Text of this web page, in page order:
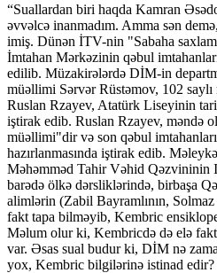
“Suallardan biri haqda Kamran
əvvəlcə inanmadım. Amma sən
imiş. Dünən İTV-nin "Sabaha
İmtahan Mərkəzinin qəbul
edilib. Müzakirələrdə DİM-in
müəllimi Sərvər Rüstəmov, 102
Ruslan Rzayev, Atatürk Liseyinin
iştirak edib. Ruslan Rzayev, məndə
müəllimi"dir və son qəbul
hazırlanmasında iştirak edib.
Məhəmməd Tahir Vəhid Qəzvininin
barədə ölkə dərsliklərində, birbaşa
alimlərin (Zabil Bayramlının,
fakt tapa bilməyib, Kembric
Məlum olur ki, Kembricdə də elə
var. Əsas sual budur ki, DİM nə
yox, Kembric bilgilərinə istinad edir?